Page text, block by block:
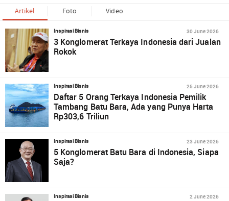
Artikel Foto Video
Inspirasi Bisnis 30 June 2026
3 Konglomerat Terkaya Indonesia dari Jualan
Rokok
Inspirasi Bisnis 25 June 2026
Daftar 5 Orang Terkaya Indonesia Pemilik
Tambang Batu Bara, Ada yang Punya Harta
Rp303,6 Triliun
Inspirasi Bisnis 23 June 2026
5 Konglomerat Batu Bara di Indonesia, Siapa
Saja?
Inspirasi Bisnis 2 June 2026